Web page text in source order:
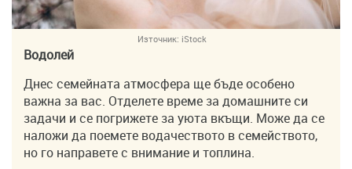
Източник: iStock
Водолей
Днес семейната атмосфера ще бъде особено
важна за вас. Отделете време за домашните си
задачи и се погрижете за уюта вкъщи. Може да се
наложи да поемете водачеството в семейството,
но го направете с внимание и топлина.